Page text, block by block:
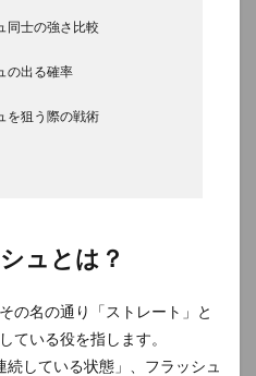
同士の強さ比較
の出る確率
を狙う際の戦術
ュとは？
の名の通り「ストレート」と
ている役を指します。
している状態」、フラッシュ